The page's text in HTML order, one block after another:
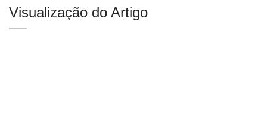
Visualização do Artigo